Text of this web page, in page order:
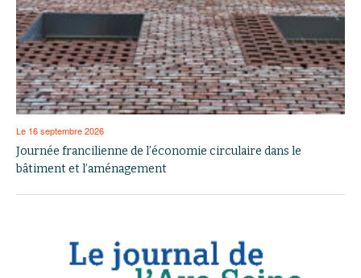
Le 16 septembre 2026
Journée francilienne de l’économie circulaire dans le
bâtiment et l’aménagement